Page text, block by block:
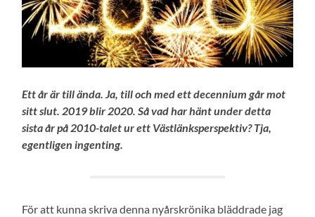
Ett år är till ända. Ja, till och med ett decennium går mot
sitt slut. 2019 blir 2020. Så vad har hänt under detta
sista år på 2010-talet ur ett Västlänksperspektiv? Tja,
egentligen ingenting.
För att kunna skriva denna nyårskrönika bläddrade jag